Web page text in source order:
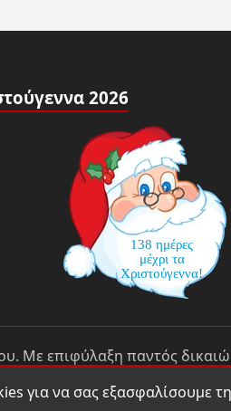
2026
138 ημέρες
μέχρι τα
Χριστούγεννα!
Με επιφύλαξη παντός
για να σας εξασφαλίσουμε